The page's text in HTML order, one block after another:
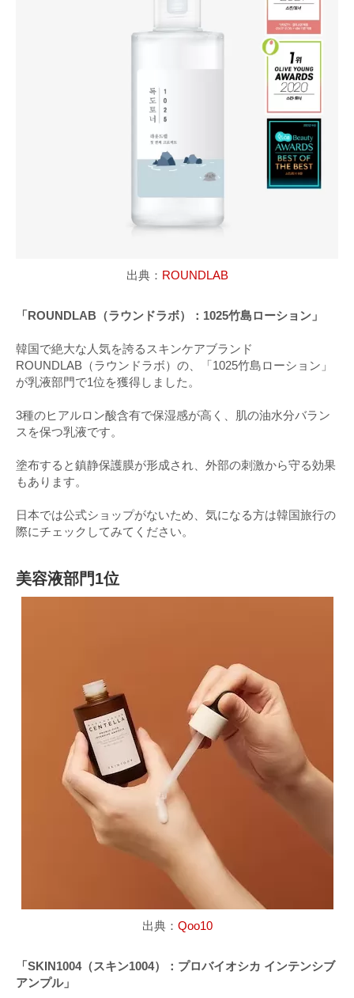
出典： ROUNDLAB
「ROUNDLAB（ラウンドラボ）：1025竹島ローション」
韓国で絶大な人気を誇るスキンケアブランド
ROUNDLAB（ラウンドラボ）の、「1025竹島ローション」
が乳液部門で1位を獲得しました。
3種のヒアルロン酸含有で保湿感が高く、肌の油水分バラン
スを保つ乳液です。
塗布すると鎮静保護膜が形成され、外部の刺激から守る効果
もあります。
日本では公式ショップがないため、気になる方は韓国旅行の
際にチェックしてみてください。
美容液部門1位
出典： Qoo10
「SKIN1004（スキン1004）：プロバイオシカ インテンシブ
アンプル」